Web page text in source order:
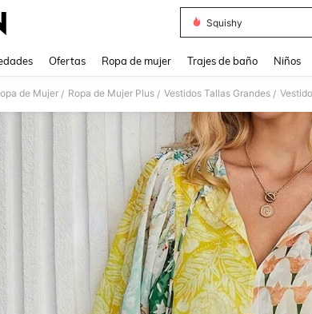
Squishy
Ofertas Ropa de mujer Trajes de baño Niños
de Mujer / Ropa de Mujer Plus / Vestidos Tallas Grandes /